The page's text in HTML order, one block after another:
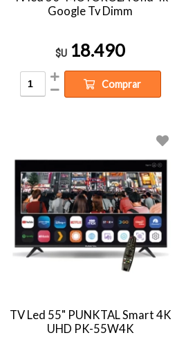
Google Tv Dimm
$U 18.490
Comprar
TV Led 55" PUNKTAL Smart 4K
UHD PK-55W4K